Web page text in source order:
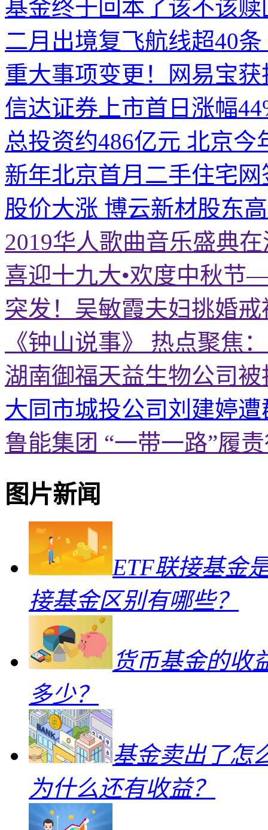
基金终于回本了该不该
二月出境复飞航线超40
重大事项变更！网易宝
信达证券上市首日涨幅
总投资约486亿元 北京今
新年北京首月二手住宅
股价大涨 博云新材股东
2019华人歌曲音乐盛典
喜迎十九大•欢度中秋节
突发！吴敏霞夫妇挑婚
《钟山说事》 热点聚焦
湖南御福天益生物公司
大同市城投公司刘建婷
鲁能集团 “一带一路”履
图片新闻
ETF联接基金
接基金区别有哪些？
货币基金的收
多少？
基金卖出了怎
为什么还有收益？